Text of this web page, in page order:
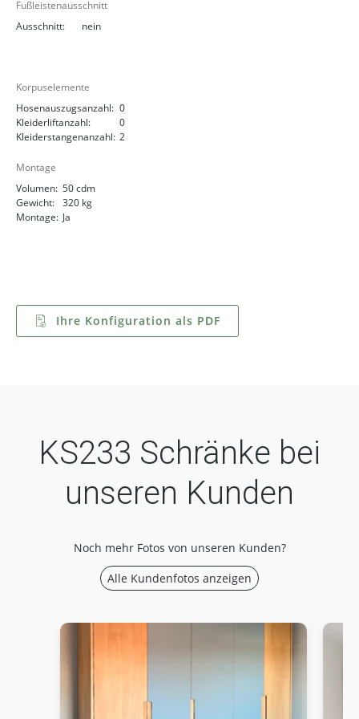
Fußleistenausschnitt
Ausschnitt:
nein
Korpuselemente
Hosenauszugsanzahl: 0
Kleiderliftanzahl:
0
Kleiderstangenanzahl: 2
Montage
Volumen: 50 cdm
Gewicht: 320 kg
Montage: Ja
Ihre Konfiguration als PDF
KS233 Schränke bei
unseren Kunden
Noch mehr Fotos von unseren Kunden?
Alle Kundenfotos anzeigen